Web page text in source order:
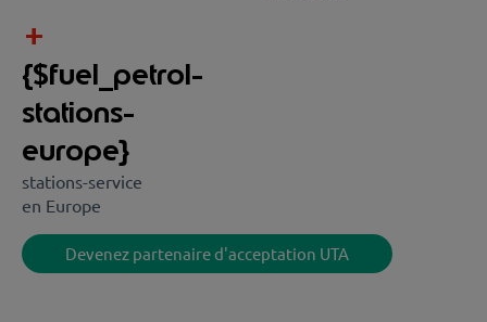
+
{$fuel_petrol-
stations-
europe}
stations-service
en Europe
Devenez partenaire d'acceptation UTA